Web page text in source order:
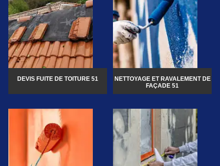
DEVIS FUITE DE TOITURE 51
NETTOYAGE ET RAVALEMENT DE
FAÇADE 51